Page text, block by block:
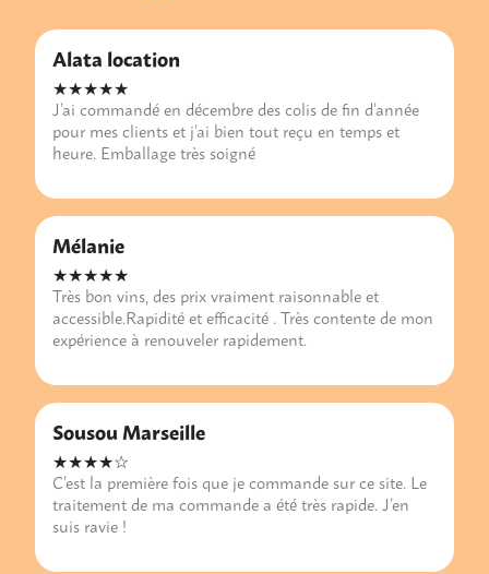
Alata location
★★★★★
J’ai commandé en décembre des colis de fin d’année
pour mes clients et j’ai bien tout reçu en temps et
heure. Emballage très soigné
Mélanie
★★★★★
Très bon vins, des prix vraiment raisonnable et
accessible.Rapidité et efficacité . Très contente de mon
expérience à renouveler rapidement.
Sousou Marseille
★★★★☆
C’est la première fois que je commande sur ce site. Le
traitement de ma commande a été très rapide. J’en
suis ravie !